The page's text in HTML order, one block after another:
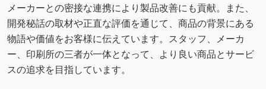
メーカーとの密接な連携により製品改善にも貢献。また、
開発秘話の取材や正直な評価を通じて、商品の背景にある
物語や価値をお客様に伝えています。スタッフ、メーカ
ー、印刷所の三者が一体となって、より良い商品とサービ
スの追求を目指しています。